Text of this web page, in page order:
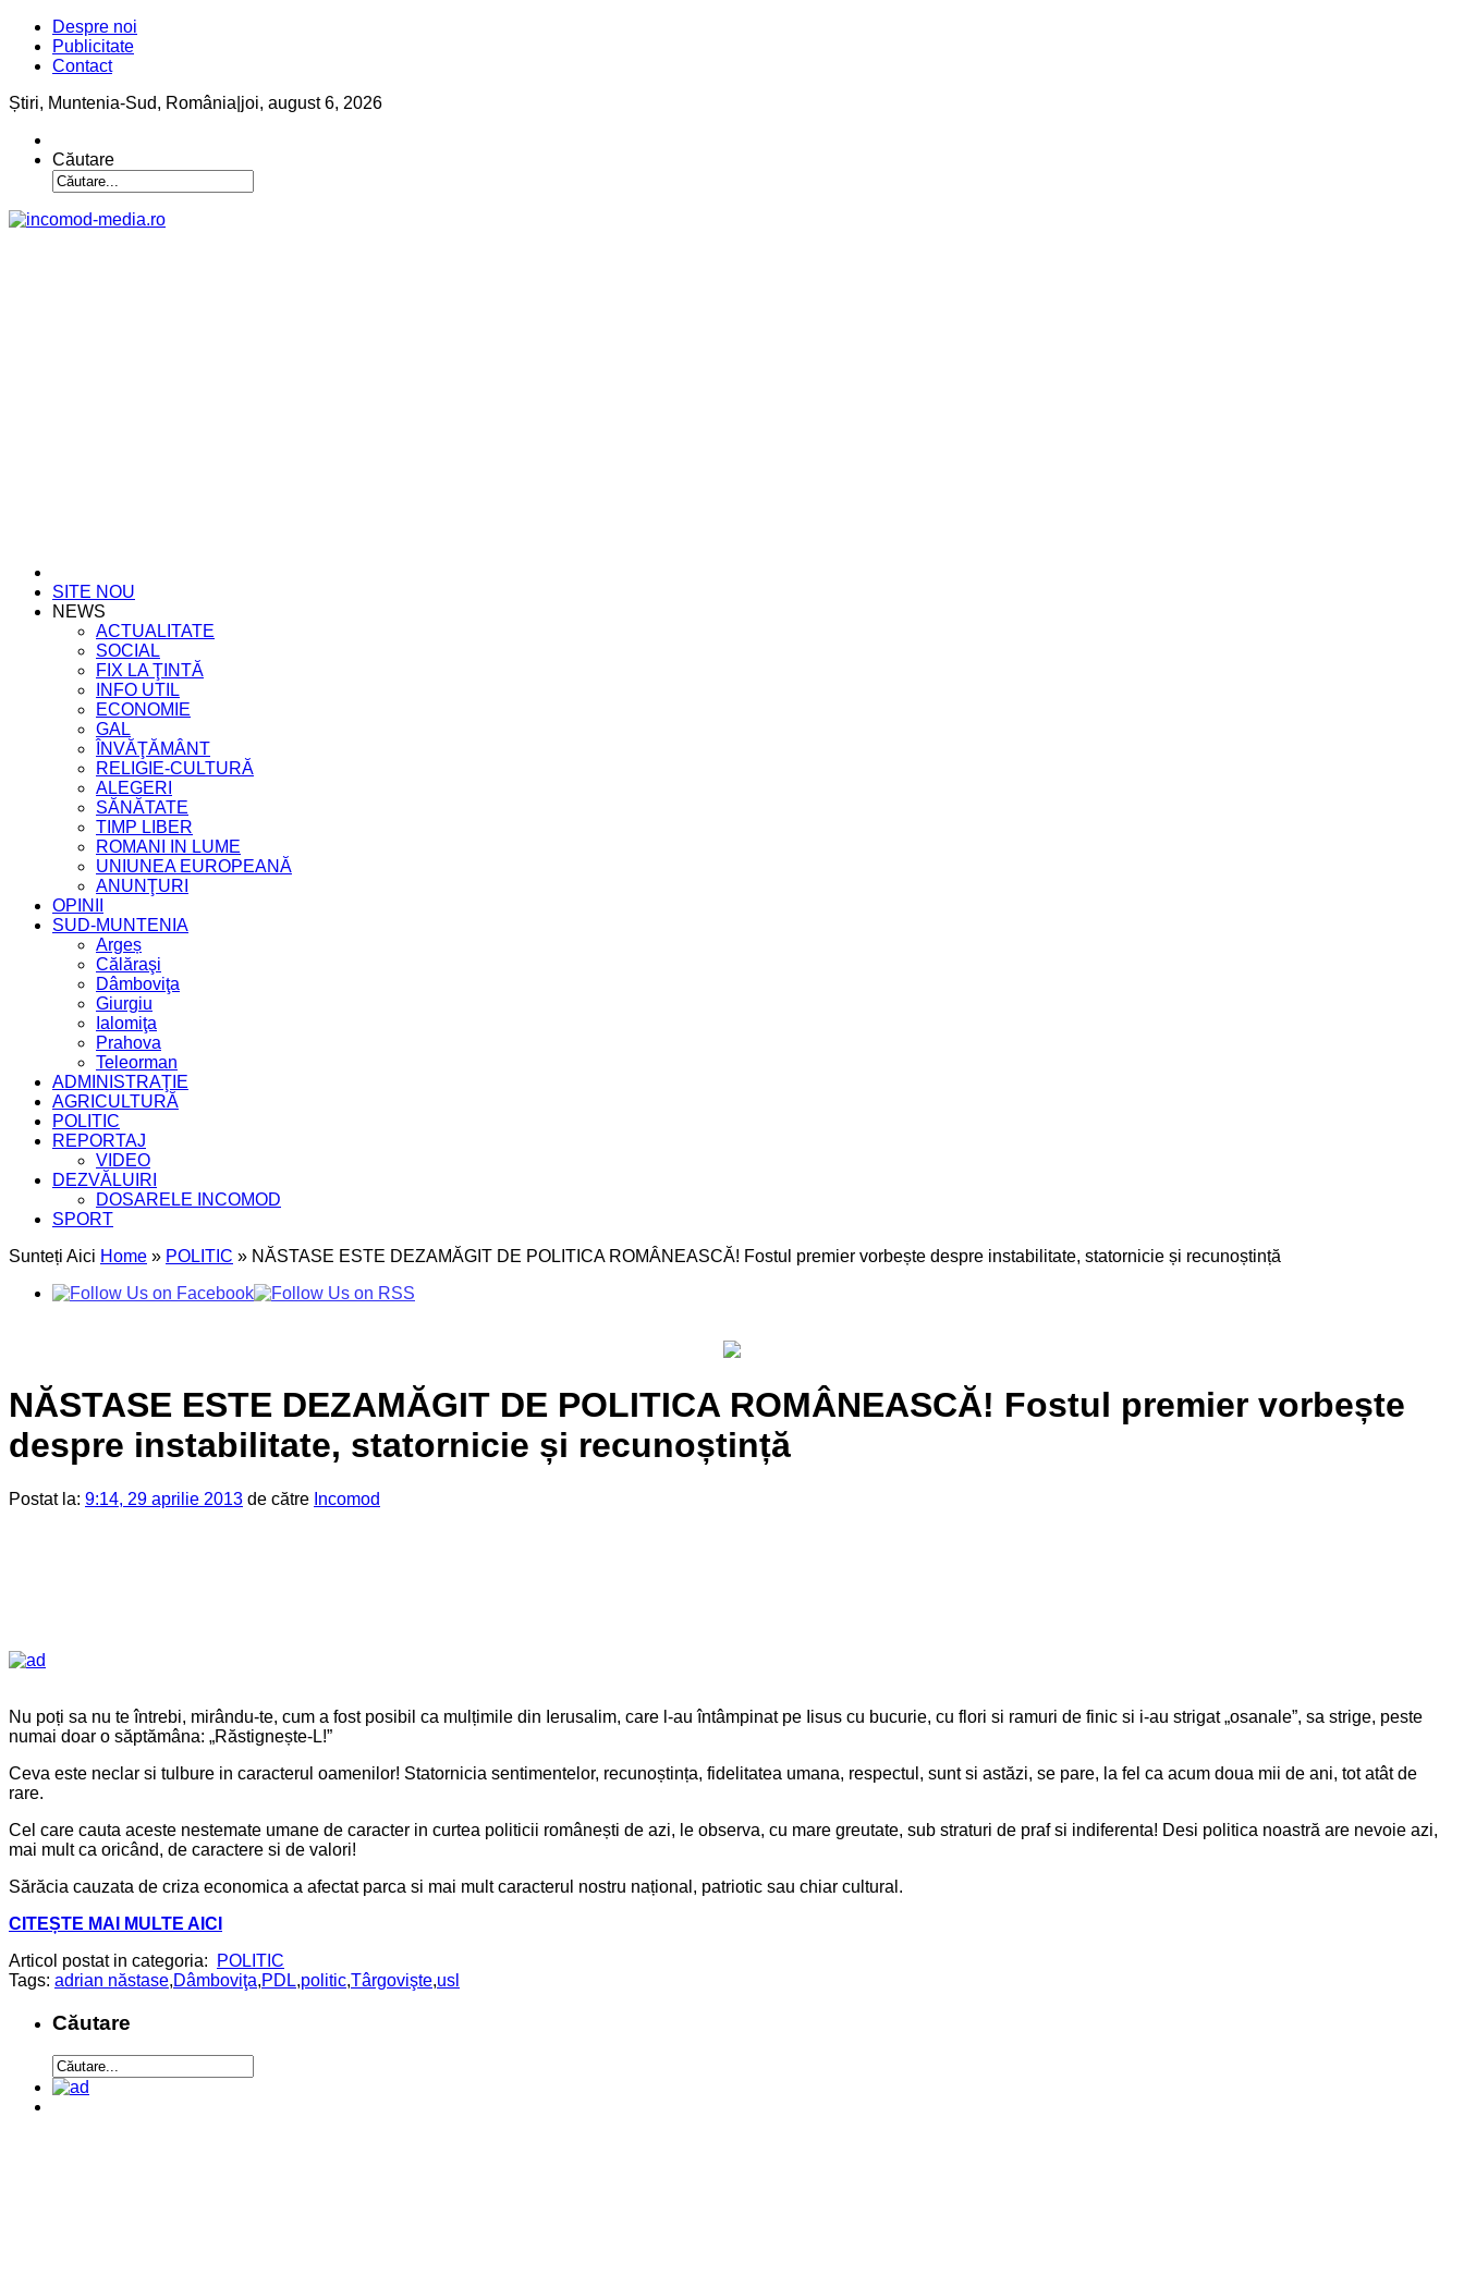
Despre noi
Publicitate
Contact
Știri, Muntenia-Sud, România joi, august 6, 2026
Căutare
SITE NOU
NEWS
ACTUALITATE
SOCIAL
FIX LA ŢINTĂ
INFO UTIL
ECONOMIE
GAL
ÎNVĂŢĂMÂNT
RELIGIE-CULTURĂ
ALEGERI
SĂNĂTATE
TIMP LIBER
ROMANI IN LUME
UNIUNEA EUROPEANĂ
ANUNŢURI
OPINII
SUD-MUNTENIA
Argeș
Călăraşi
Dâmboviţa
Giurgiu
Ialomiţa
Prahova
Teleorman
ADMINISTRAŢIE
AGRICULTURĂ
POLITIC
REPORTAJ
VIDEO
DEZVĂLUIRI
DOSARELE INCOMOD
SPORT
Sunteți Aici Home » POLITIC » NĂSTASE ESTE DEZAMĂGIT DE POLITICA ROMÂNEASCĂ! Fostul premier vorbește despre instabilitate, statornicie și recunoștință
NĂSTASE ESTE DEZAMĂGIT DE POLITICA ROMÂNEASCĂ! Fostul premier vorbește
despre instabilitate, statornicie și recunoștință
Postat la: 9:14, 29 aprilie 2013 de către Incomod
Nu poți sa nu te întrebi, mirându-te, cum a fost posibil ca mulțimile din Ierusalim, care l-au întâmpinat pe Iisus cu bucurie, cu flori si ramuri de finic si i-au strigat „osanale”, sa strige, peste
numai doar o săptămâna: „Răstignește-L!”
Ceva este neclar si tulbure in caracterul oamenilor! Statornicia sentimentelor, recunoștința, fidelitatea umana, respectul, sunt si astăzi, se pare, la fel ca acum doua mii de ani, tot atât de
rare.
Cel care cauta aceste nestemate umane de caracter in curtea politicii românești de azi, le observa, cu mare greutate, sub straturi de praf si indiferenta! Desi politica noastră are nevoie azi,
mai mult ca oricând, de caractere si de valori!
Sărăcia cauzata de criza economica a afectat parca si mai mult caracterul nostru național, patriotic sau chiar cultural.
CITEȘTE MAI MULTE AICI
Articol postat in categoria:
POLITIC
Tags: adrian năstase,Dâmboviţa,PDL,politic,Târgovişte,usl
Căutare